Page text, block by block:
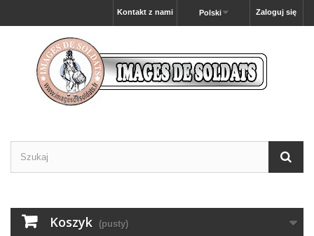
Zaloguj się
Polski
Kontakt z nami
Koszyk (pusty)